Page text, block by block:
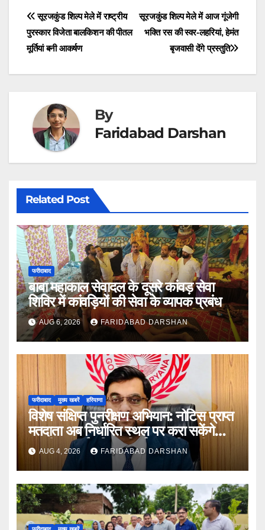
t
e
r
o
k
I
n
a
m
Post
navigation
सूरजकुंड शिल्प मेले में आज गूंजेगी
भक्ति रस की स्वर-लहरियां, हेमंत
बृजवासी देंगे प्रस्तुति
सूरजकुंड शिल्प मेले में राष्ट्रीय
पुरस्कार विजेता बालकिशन की पीतल
मूर्तियां बनी आकर्षण
By
Faridabad Darshan
Related Post
फरीदाबाद
बाबा महाकाल सेवादल के दूसरे कांवड़ सेवा
शिविर में कांवड़ियों की सेवा के व्यापक प्रबंध
AUG 6, 2026 FARIDABAD DARSHAN
फरीदाबाद मुख्य खबरें हरियाणा
विशेष संक्षिप्त पुनरीक्षण अभियान: नोटिस प्राप्त
मतदाता अब निर्धारित स्थल पर करा सकेंगे
अपनी सुनवाई : जिला निर्वाचन अधिकारी आयुष
सिन्हा
AUG 4, 2026 FARIDABAD DARSHAN